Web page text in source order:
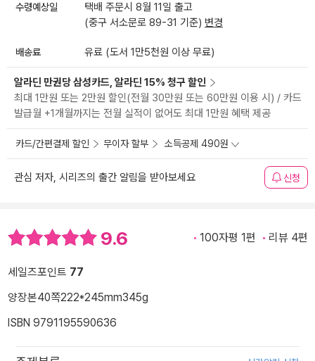
수령예상일
택배 주문시 8월 11일 출고
(중구 서소문로 89-31 기준) 변경
배송료 유료 (도서 1만5천원 이상 무료)
알라딘 만권당 삼성카드, 알라딘 15% 청구 할인
최대 1만원 또는 2만원 할인(전월 30만원 또는 60만원 이용 시) / 카드
발급월 +1개월까지는 전월 실적이 없어도 최대 1만원 혜택 제공
카드/간편결제 할인 무이자 할부 소득공제 490원
관심 저자, 시리즈의 출간 알림을 받아보세요 신청
9.6 100자평 1편 리뷰 4편
세일즈포인트 77
양장본40쪽222*245mm345g
ISBN 9791195590636